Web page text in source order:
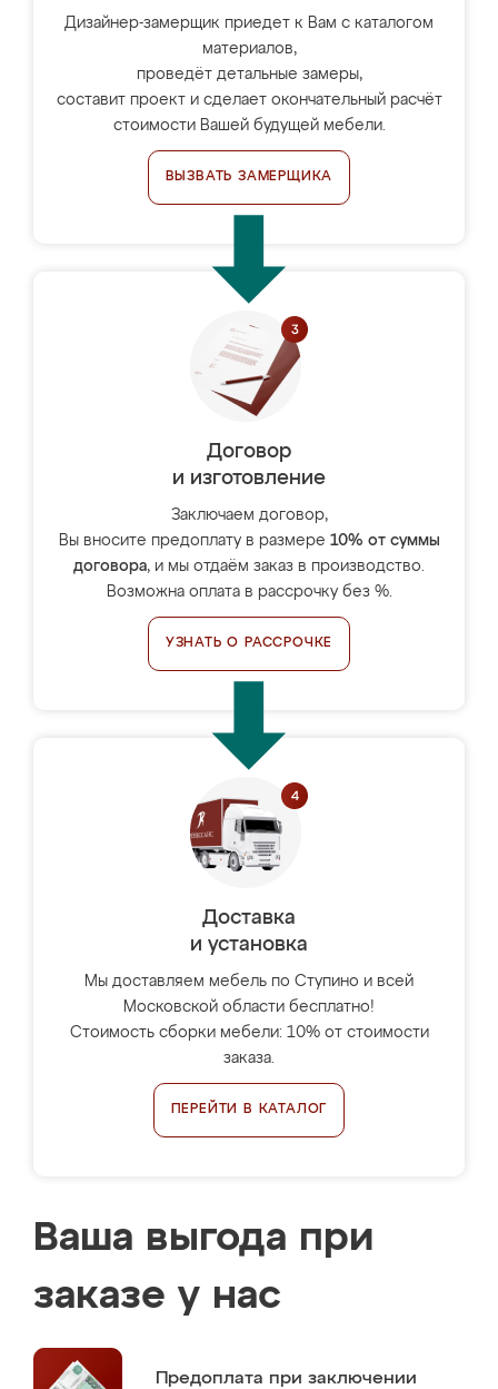
Дизайнер-замерщик приедет к Вам с каталогом
материалов,
проведёт детальные замеры,
составит проект и сделает окончательный расчёт
стоимости Вашей будущей мебели.
ВЫЗВАТЬ ЗАМЕРЩИКА
Договор
и изготовление
Заключаем договор,
Вы вносите предоплату в размере 10% от суммы
договора, и мы отдаём заказ в производство.
Возможна оплата в рассрочку без %.
УЗНАТЬ О РАССРОЧКЕ
Доставка
и установка
Мы доставляем мебель по Ступино и всей
Московской области бесплатно!
Стоимость сборки мебели: 10% от стоимости
заказа.
ПЕРЕЙТИ В КАТАЛОГ
Ваша выгода при
заказе у нас
Предоплата при заключении